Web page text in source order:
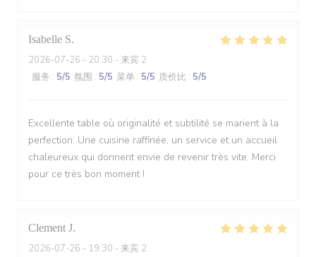
Isabelle S
2026-07-26 - 20:30 - 来宾 2
服务 : 5/5 氛围 : 5/5 菜单 : 5/5 质价比 : 5/5
Excellente table où originalité et subtilité se marient à la
perfection. Une cuisine raffinée, un service et un accueil
chaleureux qui donnent envie de revenir très vite. Merci
pour ce très bon moment !
Clement J
2026-07-26 - 19:30 - 来宾 2